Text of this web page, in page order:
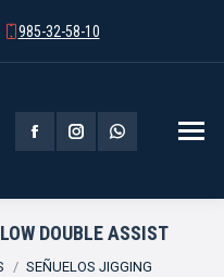
985-32-58-10
Facebook
opens
in
Instagram
opens
in
Whatsapp
opens
in
DOUBLE ASSIST
SEÑUELOS JIGGING